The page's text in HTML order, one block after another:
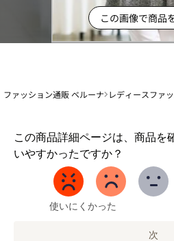
この画像で商品
ファッション通販 ベルーナ レディースファ
この商品詳細ページは、商品を
いやすかったですか？
1
か
使いにくかった
次